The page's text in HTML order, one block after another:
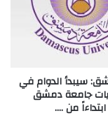
سيبدأ الدوام في
جامعة دمشق
من ….